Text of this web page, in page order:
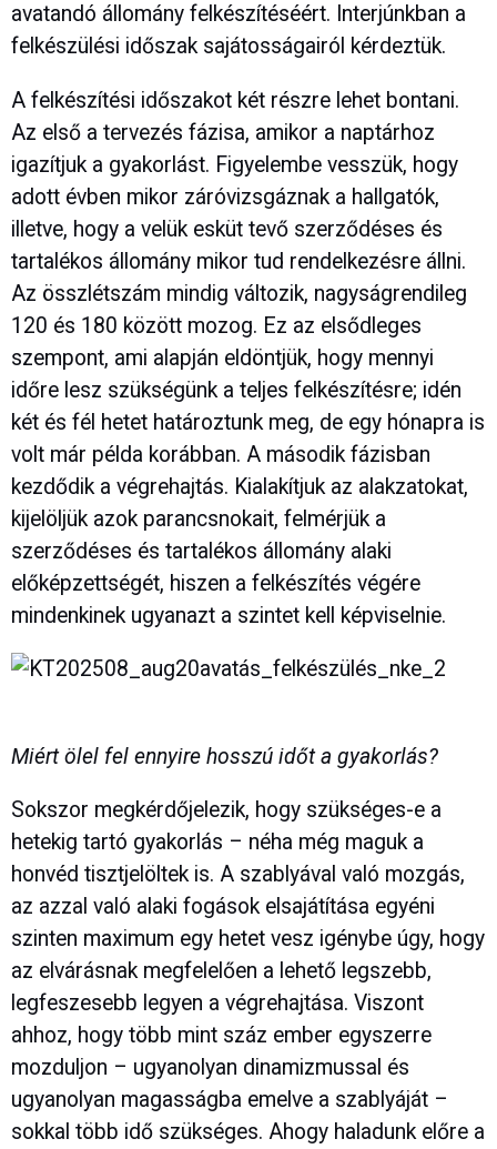
avatandó állomány felkészítéséért. Interjúnkban a
felkészülési időszak sajátosságairól kérdeztük.
A felkészítési időszakot két részre lehet bontani.
Az első a tervezés fázisa, amikor a naptárhoz
igazítjuk a gyakorlást. Figyelembe vesszük, hogy
adott évben mikor záróvizsgáznak a hallgatók,
illetve, hogy a velük esküt tevő szerződéses és
tartalékos állomány mikor tud rendelkezésre állni.
Az összlétszám mindig változik, nagyságrendileg
120 és 180 között mozog. Ez az elsődleges
szempont, ami alapján eldöntjük, hogy mennyi
időre lesz szükségünk a teljes felkészítésre; idén
két és fél hetet határoztunk meg, de egy hónapra is
volt már példa korábban. A második fázisban
kezdődik a végrehajtás. Kialakítjuk az alakzatokat,
kijelöljük azok parancsnokait, felmérjük a
szerződéses és tartalékos állomány alaki
előképzettségét, hiszen a felkészítés végére
mindenkinek ugyanazt a szintet kell képviselnie.
Miért ölel fel ennyire hosszú időt a gyakorlás?
Sokszor megkérdőjelezik, hogy szükséges-e a
hetekig tartó gyakorlás – néha még maguk a
honvéd tisztjelöltek is. A szablyával való mozgás,
az azzal való alaki fogások elsajátítása egyéni
szinten maximum egy hetet vesz igénybe úgy, hogy
az elvárásnak megfelelően a lehető legszebb,
legfeszesebb legyen a végrehajtása. Viszont
ahhoz, hogy több mint száz ember egyszerre
mozduljon – ugyanolyan dinamizmussal és
ugyanolyan magasságba emelve a szablyáját –
sokkal több idő szükséges. Ahogy haladunk előre a